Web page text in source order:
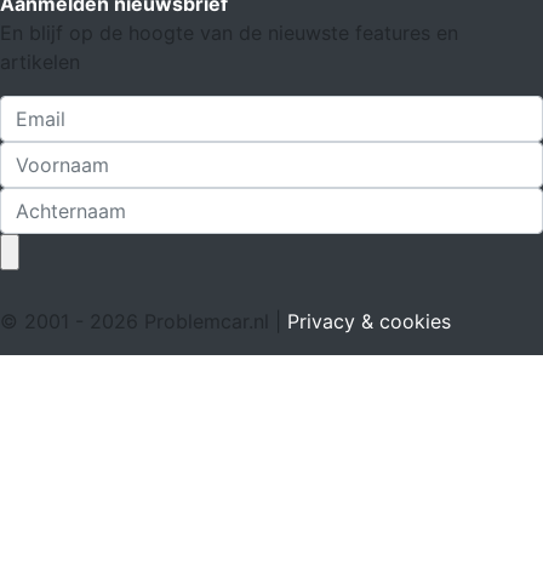
En blijf op de hoogte van de nieuwste features en
artikelen
© 2001 - 2026 Problemcar.nl | Privacy & cookies